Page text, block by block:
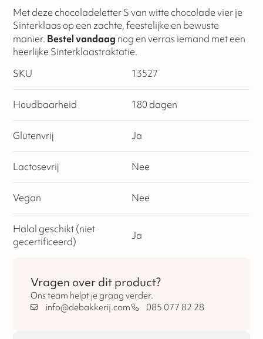
Met deze chocoladeletter S van witte chocolade vier je
Sinterklaas op een zachte, feestelijke en bewuste
manier. Bestel vandaag nog en verras iemand met een
heerlijke Sinterklaastraktatie.
SKU
13527
Houdbaarheid 180 dagen
Glutenvrij Ja
Lactosevrij Nee
Vegan Nee
Halal geschikt (niet
gecertificeerd)
Ja
Vragen over dit product?
Ons team helpt je graag verder.
info@debakkerij.com
085 077 82 28